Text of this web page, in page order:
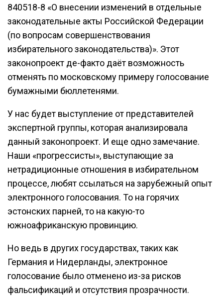
840518-8 «О внесении изменений в отдельные
законодательные акты Российской Федерации
(по вопросам совершенствования
избирательного законодательства)». Этот
законопроект де-факто даёт возможность
отменять по московскому примеру голосование
бумажными бюллетенями.
У нас будет выступление от представителей
экспертной группы, которая анализировала
данный законопроект. И еще одно замечание.
Наши «прогрессисты», выступающие за
нетрадиционные отношения в избирательном
процессе, любят ссылаться на зарубежный опыт
электронного голосования. То на горячих
эстонских парней, то на какую-то
южноафриканскую провинцию.
Но ведь в других государствах, таких как
Германия и Нидерланды, электронное
голосование было отменено из-за рисков
фальсификаций и отсутствия прозрачности.